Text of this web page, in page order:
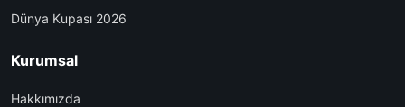
Dünya Kupası 2026
Kurumsal
Hakkımızda